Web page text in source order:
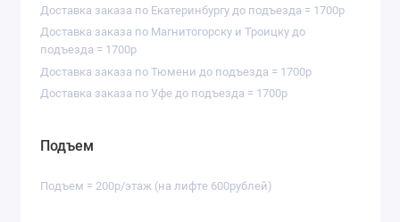
Доставка заказа по Екатеринбургу до подъезда = 1700р
Доставка заказа по Магнитогорску и Троицку до
подъезда = 1700р
Доставка заказа по Тюмени до подъезда = 1700р
Доставка заказа по Уфе до подъезда = 1700р
Подъем
Подъем = 200р/этаж (на лифте 600рублей)